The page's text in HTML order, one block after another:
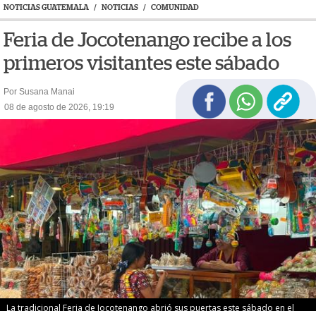
NOTICIAS GUATEMALA / NOTICIAS / COMUNIDAD
Feria de Jocotenango recibe a los
primeros visitantes este sábado
Por Susana Manai
08 de agosto de 2026, 19:19
La tradicional Feria de Jocotenango abrió sus puertas este sábado en el